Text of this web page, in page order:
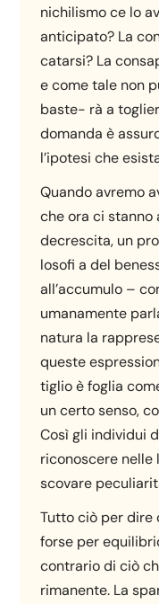
nichilismo ce lo
anticipato? La
catarsi? La
e come tale non
baste- rà a
domanda è
l’ipotesi che
Quando avremo
che ora ci stanno
decrescita, un
losofi a del
all’accumulo –
umanamente
natura la
queste
tiglio è foglia
un certo senso,
Così gli individui
riconoscere
scovare
Tutto ciò per dire
forse per
contrario di ciò
rimanente. La